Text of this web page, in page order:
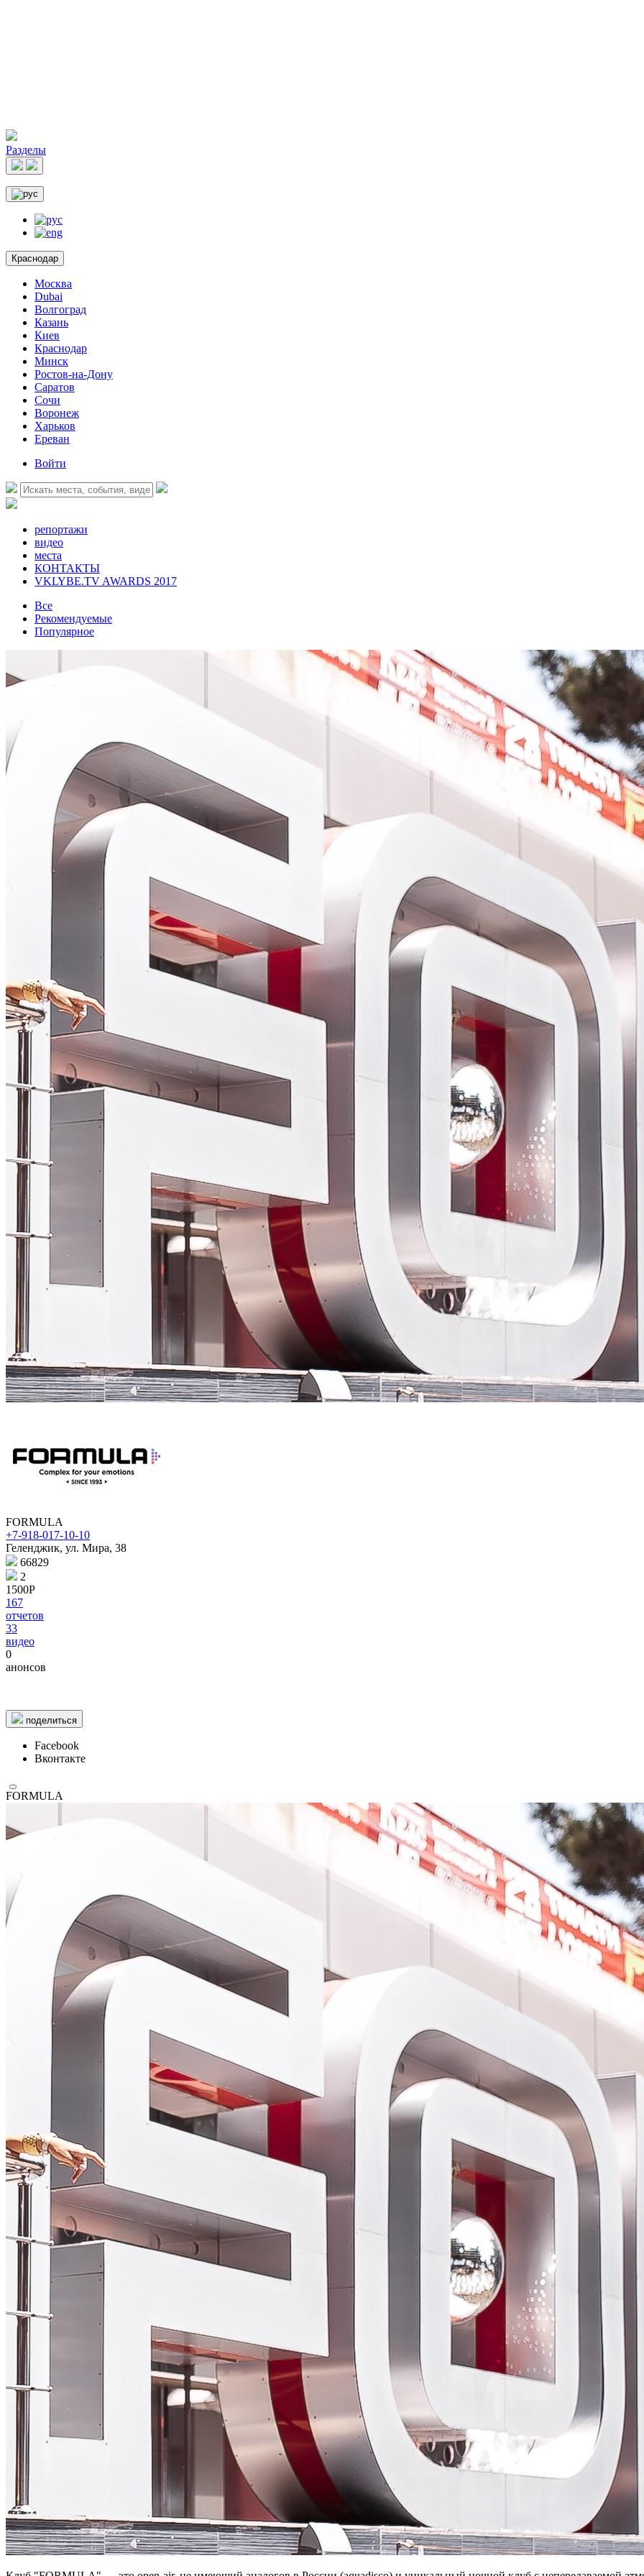
Разделы
Краснодар
Москва
Dubai
Волгоград
Казань
Киев
Краснодар
Минск
Ростов-на-Дону
Саратов
Сочи
Воронеж
Харьков
Ереван
Войти
репортажи
видео
места
КОНТАКТЫ
VKLYBE.TV AWARDS 2017
Все
Рекомендуемые
Популярное
FORMULA
+7-918-017-10-10
Геленджик, ул. Мира, 38
66829
2
1500Р
167
отчетов
33
видео
0
анонсов
© 1987–2026 HERE |
поделиться
Facebook
Вконтакте
FORMULA